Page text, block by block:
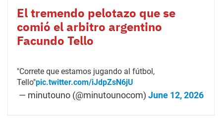
El tremendo pelotazo que se
comió el arbitro argentino
Facundo Tello
"Correte que estamos jugando al fútbol,
Tello"pic.twitter.com/iJdpZsN6jU
— minutouno (@minutounocom) June 12, 2026